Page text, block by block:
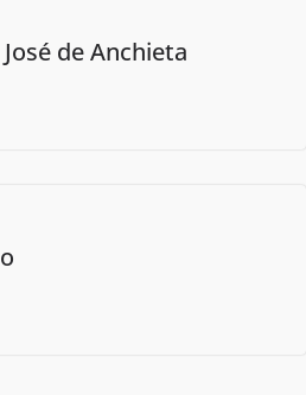
de Anchieta